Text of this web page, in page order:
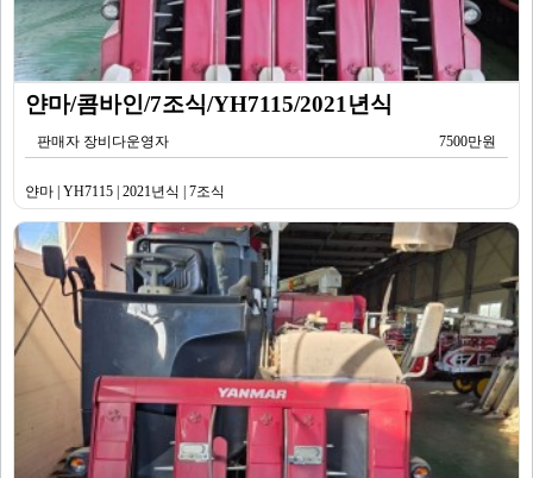
얀마/콤바인/7조식/YH7115/2021년식
판매자 장비다운영자 7500만원
얀마 | YH7115 | 2021년식 | 7조식